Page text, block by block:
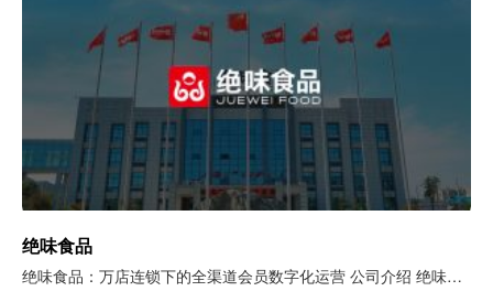
绝味食品
绝味食品：万店连锁下的全渠道会员数字化运营 公司介绍 绝味食品成立于2005年，主营业务为休闲卤制食品的研发、生产和销售。近年来，绝味加速布局门店、微信商城、支付宝商城、抖音直播间等多元渠道，线上线下并行扩张。2021年9月，绝味与数云开启消费者数字化合作，搭建万店规模的会员运营体系。 一、全渠道数据打通，构建统一会员数据底座 万店规模下，各消费者渠道的会员系统各自独立运行。巨量存量会员与历史消费…